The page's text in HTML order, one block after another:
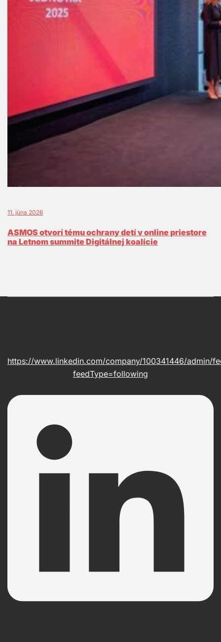
11. júna 2026
ASMOS otvorí tému ochrany detí v online priestore
na Letnom summite Digitálnej koalície
https://www.linkedin.com/company/100341446/admin/
feedType=following